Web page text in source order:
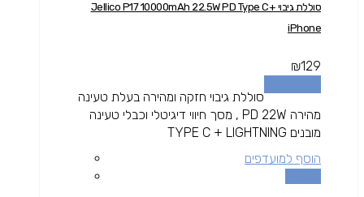
סוללת גיבוי Jellico P17 10000mAh 22.5W PD Type C+
iPhone
₪129
סוללת גיבוי חזקה ומהירה בעלת טעינה
מהירה PD 22W , מסך חיווי דיגיטלי וכבלי טעינה
מובנים TYPE C + LIGHTNING
הוסף למועדפים